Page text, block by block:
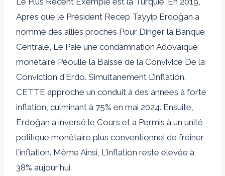
Après que le Président Recep Tayyip Erdoğan a
nommé des alliés proches Pour Diriger la Banque
Centrale, Le Paie une condamnation Adovaïque
monétaire Péoulle la Baisse de la Convivice De la
Conviction d'Erdo. Simultanément L'inflation.
CETTE approche un conduit à des annees à forte
inflation, culminant à 75% en mai 2024. Ensuite,
Erdoğan a inversé le Cours et a Permis à un unité
politique monétaire plus conventionnel de freiner
l'inflation. Même Ainsi, L'inflation reste élevée à
38% aujour'hui.